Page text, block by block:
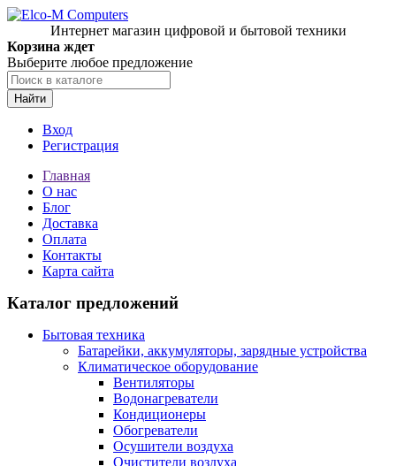
Интернет магазин цифровой и бытовой техники
Корзина ждет
Выберите любое предложение
Найти
Вход
Регистрация
Главная
О нас
Блог
Доставка
Оплата
Контакты
Карта сайта
Каталог предложений
Бытовая техника
Батарейки, аккумуляторы, зарядные устройства
Климатическое оборудование
Вентиляторы
Водонагреватели
Кондиционеры
Обогреватели
Осушители воздуха
Очистители воздуха